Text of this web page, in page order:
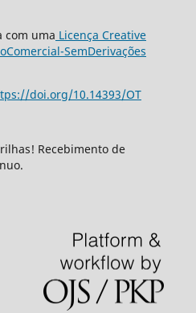
com uma Licença Creative
SemDerivações
doi.org/10.14393/OT
Recebimento de